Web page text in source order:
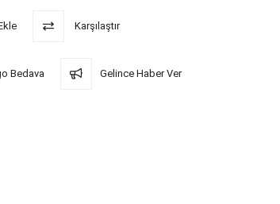
Karşılaştır
Bedava Gelince Haber Ver